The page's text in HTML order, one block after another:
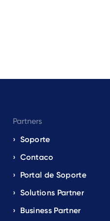
Partners
Soporte
Contaco
Portal de Soporte
Solutions Partner
Business Partner